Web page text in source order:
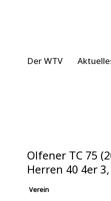
Der WTV
Olfener TC 75
Herren 40 4er
Verein